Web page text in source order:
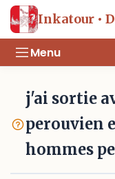
Inkatour •
Menu
j'ai sortie
perouvien
hommes